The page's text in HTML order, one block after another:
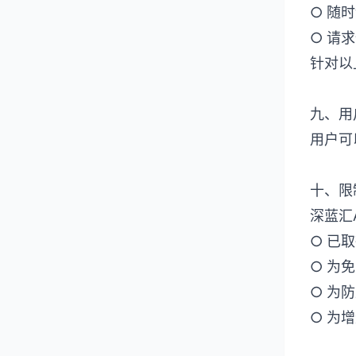
○ 随
○ 请求
针对
九、
用户
十、
深蓝
○ 已取
○ 为免
○ 为防
○ 为增